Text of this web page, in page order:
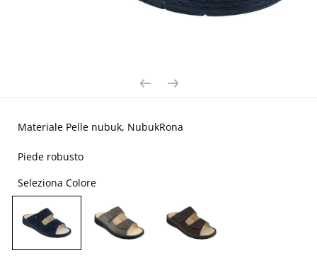
Materiale Pelle nubuk, NubukRona
Piede robusto
Seleziona Colore